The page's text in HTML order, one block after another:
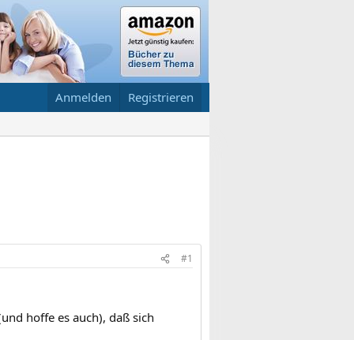
Anmelden Registrieren
#1
hoffe es auch), daß sich